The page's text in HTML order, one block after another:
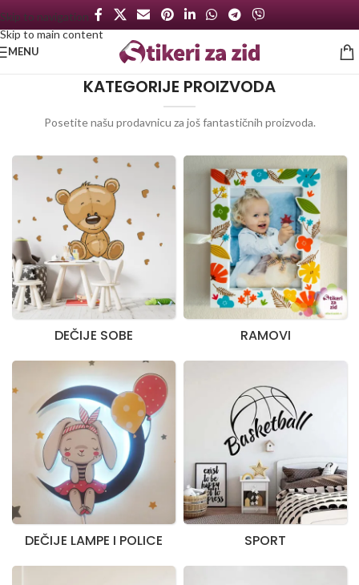
Skip to navigation
Skip to main content
MENU
KATEGORIJE PROIZVODA
Posetite našu prodavnicu za još fantastičnih proizvoda.
DEČIJE SOBE RAMOVI
DEČIJE LAMPE I POLICE SPORT